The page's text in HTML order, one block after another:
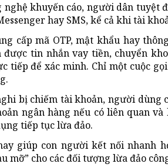
nghệ khuyến cáo, người dân tuyệt
hay SMS, kể cả khi tài
cấp mã OTP, mật khẩu hay
tin nhắn vay tiền, chuyển
tiếp để xác minh. Chỉ một cuộc
bị chiếm tài khoản, người dùng
ngân hàng nếu có liên quan
tiếp tục lừa đảo.
giúp con người kết nối nhanh
mỡ” cho các đối tượng lừa đảo